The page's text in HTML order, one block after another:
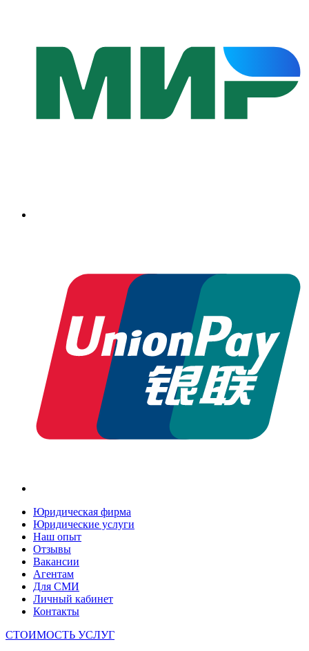
Юридическая фирма
Юридические услуги
Наш опыт
Отзывы
Вакансии
Агентам
Для СМИ
Личный кабинет
Контакты
СТОИМОСТЬ УСЛУГ